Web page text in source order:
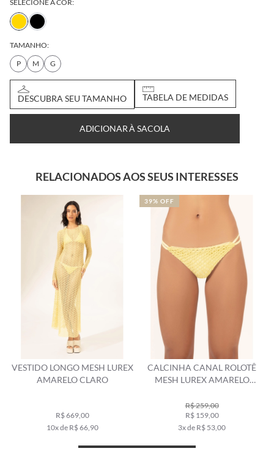
SELECIONE A COR:
TAMANHO:
P
M G
TAMANHO
MEDIDAS
VESTIDO LONGO MESH LUREX
R$ 669,00
CALCINHA CANAL ROLOTÊ
CLARO
R$ 259,00
R$ 159,00
39% OFF